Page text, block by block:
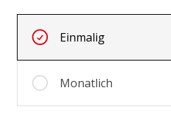
Einmalig
Monatlich